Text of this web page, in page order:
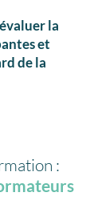
la
et
de la
: